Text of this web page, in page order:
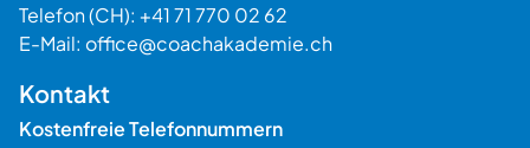
Telefon (CH): +41 71 770 02 62
E-Mail: office@coachakademie.ch
Kontakt
Kostenfreie Telefonnummern